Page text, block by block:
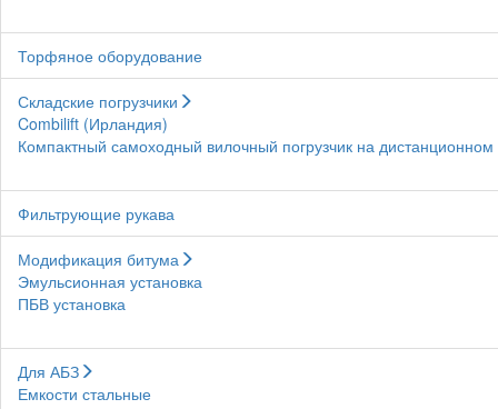
Торфяное оборудование
Складские погрузчики
Combilift (Ирландия)
Компактный самоходный вилочный погрузчик на
Фильтрующие рукава
Модификация битума
Эмульсионная установка
ПБВ установка
Для АБЗ
Емкости стальные